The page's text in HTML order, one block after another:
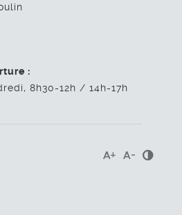
:
8h30-12h / 14h-17h
Twitter Agrandir le
Réduire